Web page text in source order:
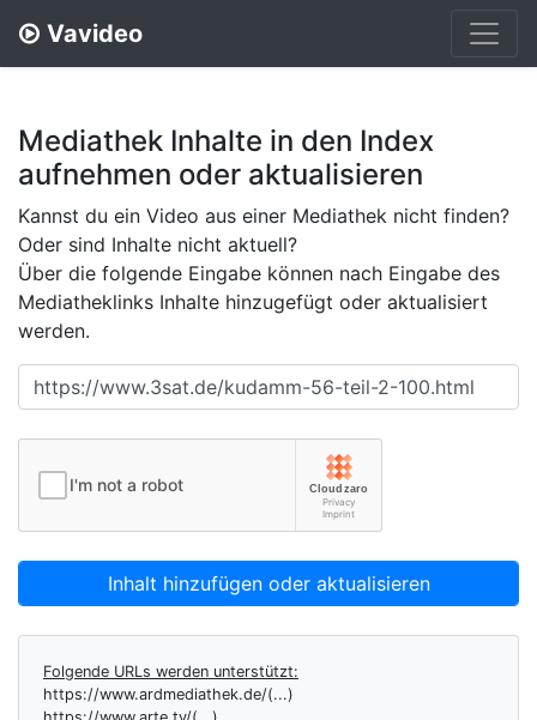
Vavideo
Mediathek Inhalte in den Index
aufnehmen oder aktualisieren
Kannst du ein Video aus einer Mediathek nicht finden?
Oder sind Inhalte nicht aktuell?
Über die folgende Eingabe können nach Eingabe des
Mediatheklinks Inhalte hinzugefügt oder aktualisiert
werden.
Inhalt hinzufügen oder aktualisieren
Folgende URLs werden unterstützt:
https://www.ardmediathek.de/(...)